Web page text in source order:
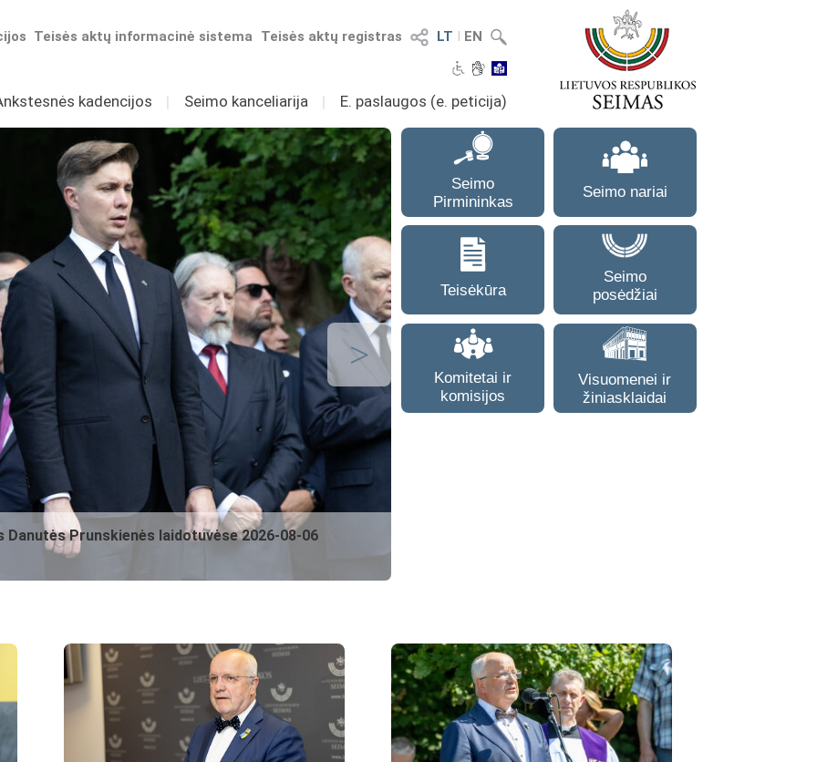
LT I EN
Teisės aktų registras
Teisės aktų informacinė sistema
kadencijos I Seimo kanceliarija I E. paslaugos (e. peticija)
Danutės Prunskienės laidotuvėse2026-08-06
Seimo
Pirmininkas
Teisėkūra
Komitetai ir
komisijos
Seimo nariai
Seimo
posėdžiai
Visuomenei ir
žiniasklaidai